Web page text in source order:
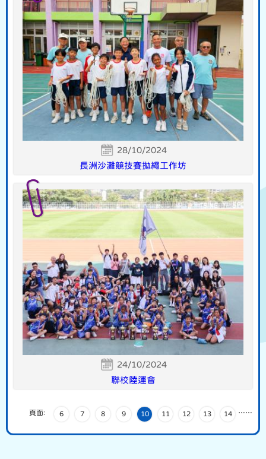
28/10/2024
長洲沙灘競技賽拋繩工作坊
24/10/2024
聯校陸運會
頁面: …
6 7 8 9 10 11 12 13 14 …